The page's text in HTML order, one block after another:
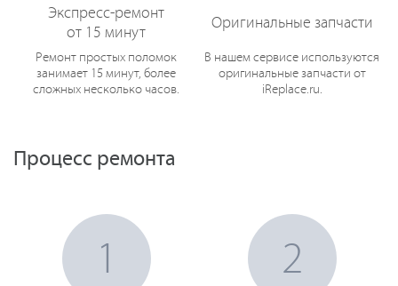
Экспресс-ремонт
от 15 минут
Ремонт простых поломок
занимает 15 минут, более
сложных несколько часов.
Оригинальные запчасти
В нашем сервисе используются
оригинальные запчасти от
iReplace.ru.
Процесс ремонта
1 2